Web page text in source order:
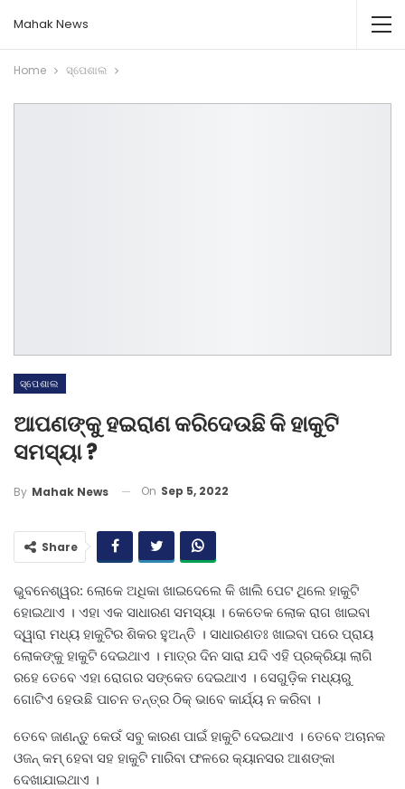
Mahak News
Home ସ୍ପେଶାଲ
ସ୍ପେଶାଲ
ଆପଣଙ୍କୁ ହଇରାଣ କରିଦେଉଛି କି ହାକୁଟି
ସମସ୍ୟା ?
By Mahak News On Sep 5, 2022
Share
ଭୁବନେଶ୍ୱର: ଲୋକେ ଅଧିକା ଖାଇଦେଲେ କି ଖାଲି ପେଟ ଥିଲେ ହାକୁଟି
ହୋଇଥାଏ । ଏହା ଏକ ସାଧାରଣ ସମସ୍ୟା । କେତେକ ଲୋକ ରାଗ ଖାଇବା
ଦ୍ୱାରା ମଧ୍ୟ ହାକୁଟିର ଶିକର ହୁଅନ୍ତି । ସାଧାରଣତଃ ଖାଇବା ପରେ ପ୍ରାୟ
ଲୋକଙ୍କୁ ହାକୁଟି ଦେଇଥାଏ । ମାତ୍ର ଦିନ ସାରା ଯଦି ଏହି ପ୍ରକ୍ରିୟା ଲାଗି
ରହେ ତେବେ ଏହା ରୋଗର ସଙ୍କେତ ଦେଇଥାଏ । ସେଗୁଡ଼ିକ ମଧ୍ୟରୁ
ଗୋଟିଏ ହେଉଛି ପାଚନ ତନ୍ତ୍ର ଠିକ୍‌ ଭାବେ କାର୍ଯ୍ୟ ନ କରିବା ।
ତେବେ ଜାଣନ୍ତୁ କେଉଁ ସବୁ କାରଣ ପାଇଁ ହାକୁଟି ଦେଇଥାଏ । ତେବେ ଅଚାନକ
ଓଜନ୍‌ କମ୍‌ ହେବା ସହ ହାକୁଟି ମାରିବା ଫଳରେ କ୍ୟାନସର ଆଶଙ୍କା
ଦେଖାଯାଇଥାଏ ।